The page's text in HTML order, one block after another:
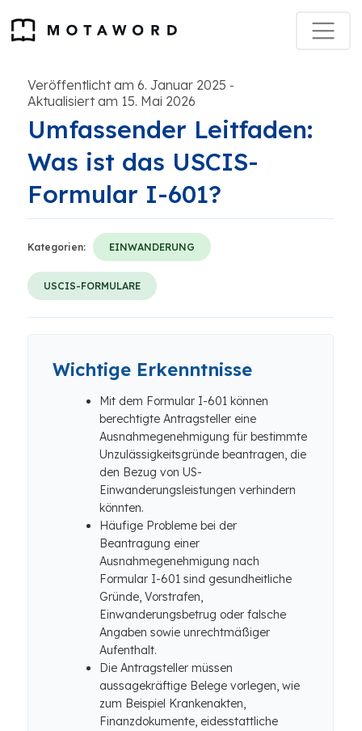
Veröffentlicht am 6. Januar 2025 -
Aktualisiert am 15. Mai 2026
Umfassender Leitfaden:
Was ist das USCIS-
Formular I-601?
Kategorien: EINWANDERUNG
USCIS-FORMULARE
Wichtige Erkenntnisse
Mit dem Formular I-601 können
berechtigte Antragsteller eine
Ausnahmegenehmigung für bestimmte
Unzulässigkeitsgründe beantragen, die
den Bezug von US-
Einwanderungsleistungen verhindern
könnten.
Häufige Probleme bei der
Beantragung einer
Ausnahmegenehmigung nach
Formular I-601 sind gesundheitliche
Gründe, Vorstrafen,
Einwanderungsbetrug oder falsche
Angaben sowie unrechtmäßiger
Aufenthalt.
Die Antragsteller müssen
aussagekräftige Belege vorlegen, wie
zum Beispiel Krankenakten,
Finanzdokumente, eidesstattliche